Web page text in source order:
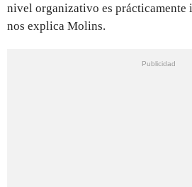
nivel organizativo es
nos explica Molins.